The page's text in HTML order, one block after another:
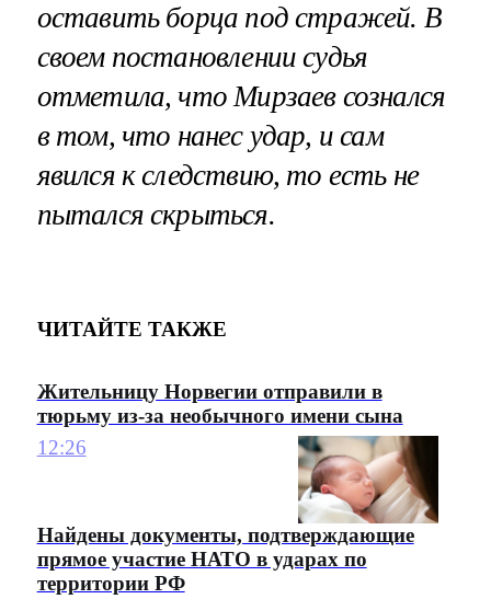
оставить борца под стражей. В
своем постановлении судья
отметила, что Мирзаев сознался
в том, что нанес удар, и сам
явился к следствию, то есть не
пытался скрыться.
ЧИТАЙТЕ ТАКЖЕ
Жительницу Норвегии отправили в
тюрьму из-за необычного имени сына
12:26
Найдены документы, подтверждающие
прямое участие НАТО в ударах по
территории РФ